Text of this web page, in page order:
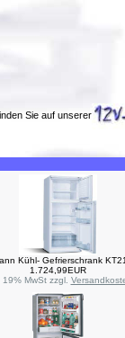
Sie auf unserer
Kühl- Gefrierschrank
1.724,99EUR
19% MwSt zzgl.